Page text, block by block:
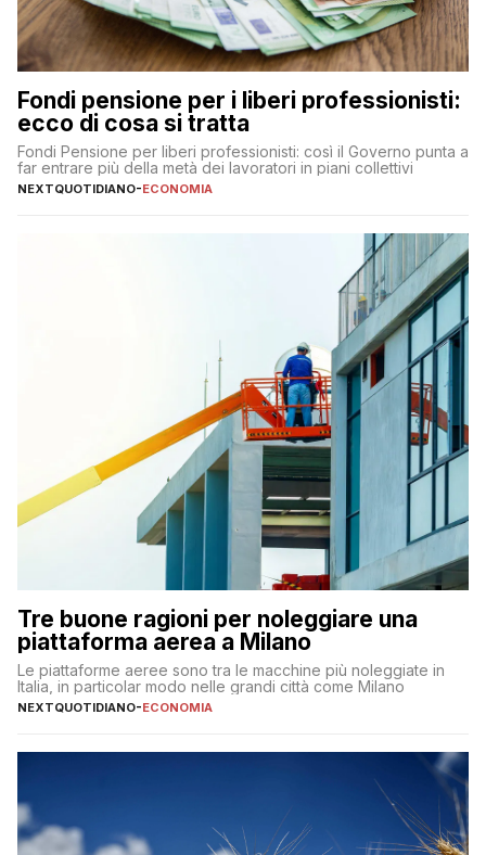
Fondi pensione per i liberi professionisti:
ecco di cosa si tratta
Fondi Pensione per liberi professionisti: così il Governo punta a
far entrare più della metà dei lavoratori in piani collettivi
NEXTQUOTIDIANO-ECONOMIA
Tre buone ragioni per noleggiare una
piattaforma aerea a Milano
Le piattaforme aeree sono tra le macchine più noleggiate in
Italia, in particolar modo nelle grandi città come Milano
NEXTQUOTIDIANO-ECONOMIA